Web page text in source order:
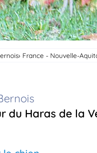
France - Nouvelle-
du Haras de la